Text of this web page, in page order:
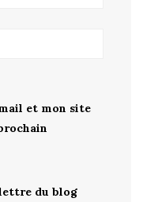
et mon site
du blog